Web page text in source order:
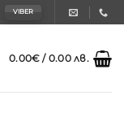
VIBER
0.00€ / 0.00 лв.